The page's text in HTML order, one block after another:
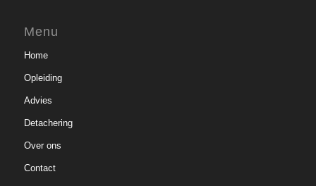
Menu
Home
Opleiding
Advies
Detachering
Over ons
Contact